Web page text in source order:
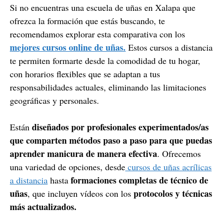
Si no encuentras una escuela de uñas en Xalapa que
ofrezca la formación que estás buscando, te
recomendamos explorar esta comparativa con los
mejores cursos online de uñas. Estos cursos a distancia
te permiten formarte desde la comodidad de tu hogar,
con horarios flexibles que se adaptan a tus
responsabilidades actuales, eliminando las limitaciones
geográficas y personales.
Están diseñados por profesionales experimentados/as
que comparten métodos paso a paso para que puedas
aprender manicura de manera efectiva. Ofrecemos
una variedad de opciones, desde cursos de uñas acrílicas
a distancia hasta formaciones completas de técnico de
uñas, que incluyen vídeos con los protocolos y técnicas
más actualizados.